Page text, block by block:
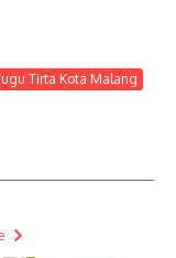
Tirta Kota Malang